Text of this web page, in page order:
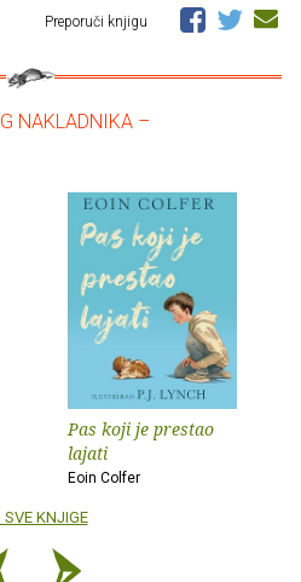
Preporuči knjigu
NAKLADNIKA –
Pas koji je prestao
lajati
Eoin Colfer
SVE KNJIGE